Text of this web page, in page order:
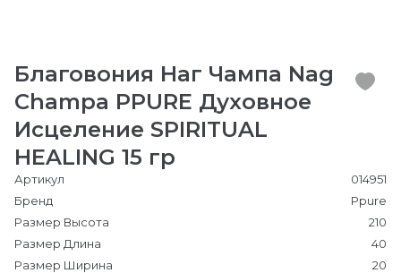
Благовония Наг Чампа Nag
Champa PPURE Духовное
Исцеление SPIRITUAL
HEALING 15 гр
Артикул
014951
Бренд
Ppure
Размер Высота
210
Размер Длина
40
Размер Ширина
20